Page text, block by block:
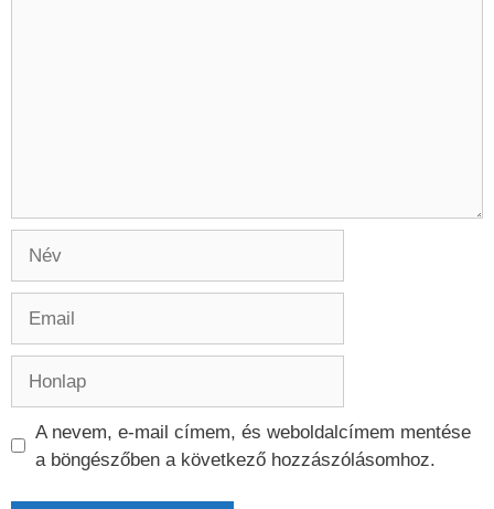
A nevem, e-mail címem, és weboldalcímem mentése
a böngészőben a következő hozzászólásomhoz.